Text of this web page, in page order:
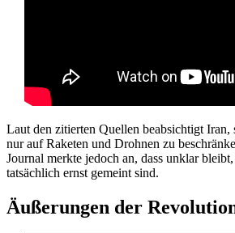
Laut den zitierten Quellen beabsichtigt Iran,
nur auf Raketen und Drohnen zu
Journal merkte jedoch an, dass unklar
tatsächlich ernst gemeint sind.
Äußerungen der